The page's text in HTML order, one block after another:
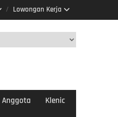
Lowongan Kerja
Anggota Klenic